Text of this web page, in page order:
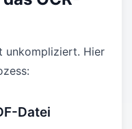
unkompliziert. Hier
Datei